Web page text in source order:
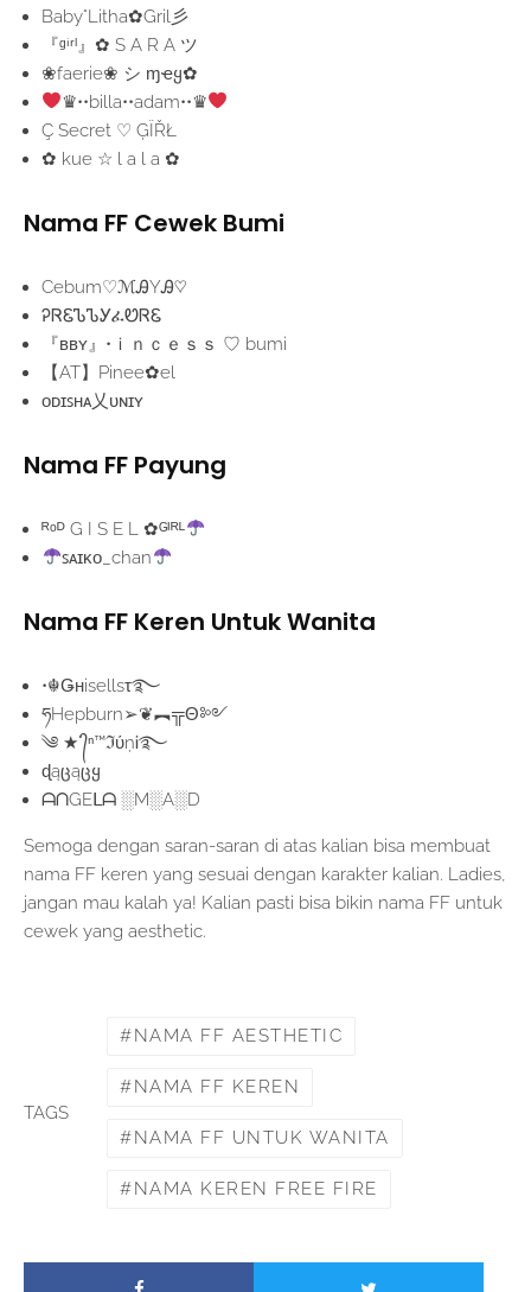
Baby°Litha✿Gril彡
『ᵍⁱʳˡ』✿ S A R A ツ
❀faerie❀ シ︎ ɱҽყ✿
♛••billa••adam••♛
Ç Secret ♡ ĢÏŘŁ
✿ kue ☆ l a l a ✿
Nama FF Cewek Bumi
Cebum♡ℳᎯYᎯ♡
ᎮᏒᏋᏖᏖᎩፈᏬᏒᏋ
『ʙʙʏ』•ｉｎｃｅｓｓ ♡ bumi
【AT】Pinee✿el
ᴏᴅɪꜱʜᴀ乂ᴜɴɪʏ
Nama FF Payung
ᴿᵒᴰ G I S E L ✿ᴳᴵᴿᴸ
ꜱᴀɪᴋᴏ­_chan
Nama FF Keren Untuk Wanita
•☬Ǥнisellsτ࿐
ཧHepburn➢❦︻╦Θ༻
༄ ★°᭄ⁿ™ℑύņᎥ࿐
ɖąცąცყ
ᗩᑎGEᒪᗩ ░M░A░D
Semoga dengan saran-saran di atas kalian bisa membuat
nama FF keren yang sesuai dengan karakter kalian. Ladies,
jangan mau kalah ya! Kalian pasti bisa bikin nama FF untuk
cewek yang aesthetic.
TAGS
NAMA FF AESTHETIC
NAMA FF KEREN
NAMA FF UNTUK WANITA
NAMA KEREN FREE FIRE